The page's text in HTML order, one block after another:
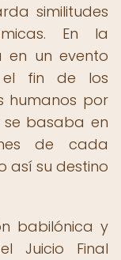
similitudes
En la
en un evento
el fin de los
humanos por
se basaba en
de cada
así su destino
babilónica y
Juicio Final